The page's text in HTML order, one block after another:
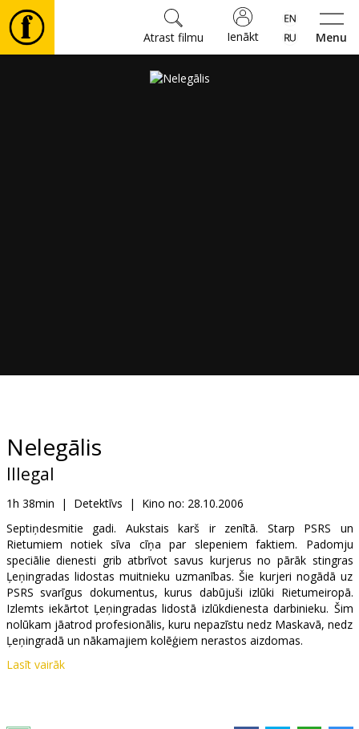
Menu
Ienākt
Atrast filmu
B2B
Kino
Klubs
Nelegālis
Illegal
1h 38min | Detektīvs | Kino no: 28.10.2006
Septiņdesmitie gadi. Aukstais karš ir zenītā. Starp PSRS un
Rietumiem notiek sīva cīņa par slepeniem faktiem. Padomju
speciālie dienesti grib atbrīvot savus kurjerus no pārāk stingras
Ļeņingradas lidostas muitnieku uzmanības. Šie kurjeri nogādā uz
PSRS svarīgus dokumentus, kurus dabūjuši izlūki Rietumeiropā.
Izlemts iekārtot Ļeņingradas lidostā izlūkdienesta darbinieku. Šim
nolūkam jāatrod profesionālis, kuru nepazīstu nedz Maskavā, nedz
Ļeņingradā un nākamajiem kolēģiem nerastos aizdomas.
Lai izpildītu šo atbildīgo uzdevumu, Centrs atsauc uz PSRS savu
Lasīt vairāk